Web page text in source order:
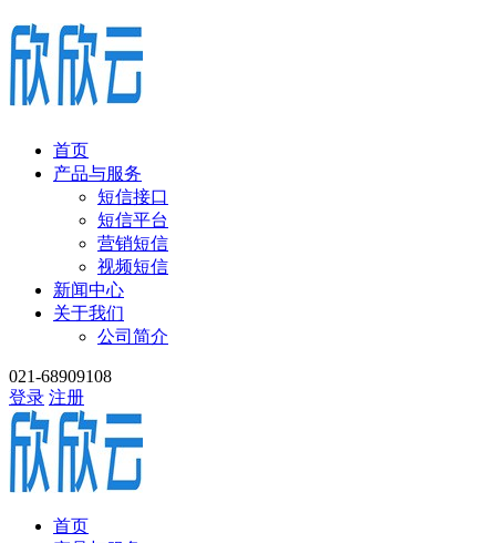
首页
产品与服务
短信接口
短信平台
营销短信
视频短信
新闻中心
关于我们
公司简介
021-68909108
登录 注册
首页